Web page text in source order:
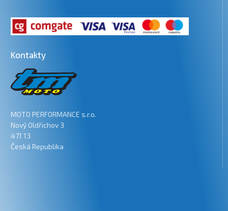
Kontakty
MOTO PERFORMANCE s.r.o.
Nový Oldřichov 3
471 13
Česká Republika